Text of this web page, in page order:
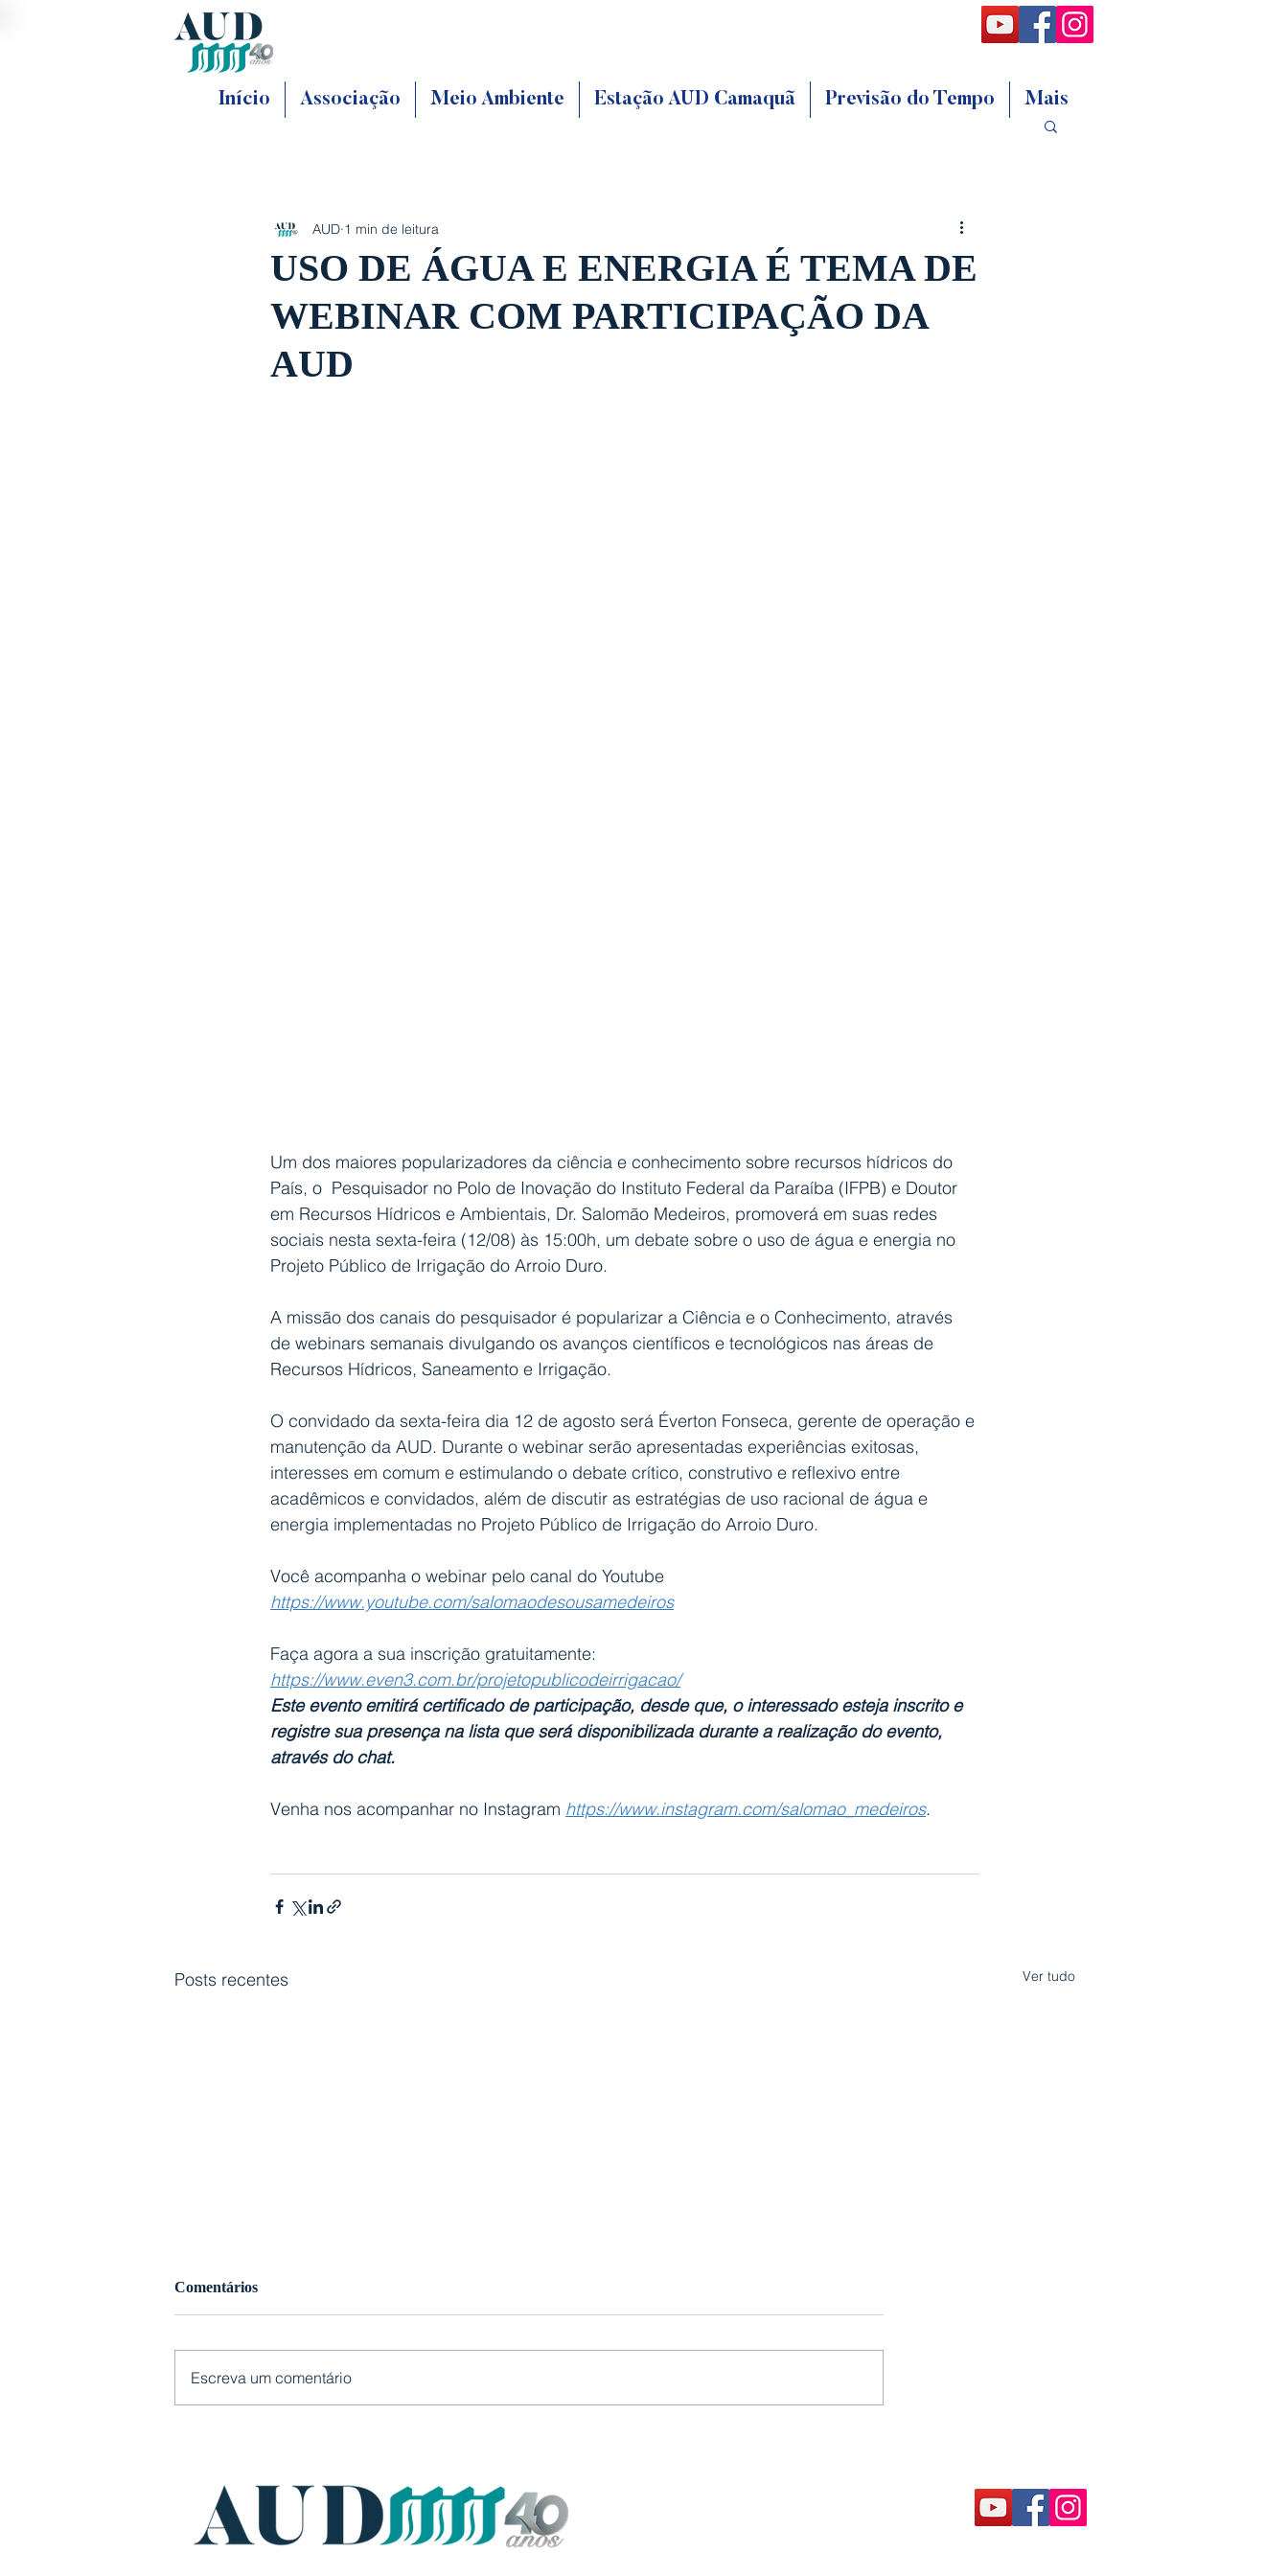
Início Associação Meio Ambiente Estação AUD Camaquã Previsão do Tempo Mais
USO DE ÁGUA E ENERGIA É TEMA DE
WEBINAR COM PARTICIPAÇÃO DA
AUD
AUD 1 min de leitura
Um dos maiores popularizadores da ciência e conhecimento sobre recursos hídricos do
País, o  Pesquisador no Polo de Inovação do Instituto Federal da Paraíba (IFPB) e Doutor
em Recursos Hídricos e Ambientais, Dr. Salomão Medeiros, promoverá em suas redes
sociais nesta sexta-feira (12/08) às 15:00h, um debate sobre o uso de água e energia no
Projeto Público de Irrigação do Arroio Duro.
A missão dos canais do pesquisador é popularizar a Ciência e o Conhecimento, através
de webinars semanais divulgando os avanços científicos e tecnológicos nas áreas de
Recursos Hídricos, Saneamento e Irrigação.
O convidado da sexta-feira dia 12 de agosto será Éverton Fonseca, gerente de operação e
manutenção da AUD. Durante o webinar serão apresentadas experiências exitosas,
interesses em comum e estimulando o debate crítico, construtivo e reflexivo entre
acadêmicos e convidados, além de discutir as estratégias de uso racional de água e
energia implementadas no Projeto Público de Irrigação do Arroio Duro.
Você acompanha o webinar pelo canal do Youtube
https://www.youtube.com/salomaodesousamedeiros
Faça agora a sua inscrição gratuitamente:
https://www.even3.com.br/projetopublicodeirrigacao/
Este evento emitirá certificado de participação, desde que, o interessado esteja inscrito e
registre sua presença na lista que será disponibilizada durante a realização do evento,
através do chat.
Venha nos acompanhar no Instagram https://www.instagram.com/salomao_medeiros.
Posts recentes Ver tudo
maquete educativa
na Costa Doce
NA ZONA RURAL COM
APOIO DE ENTIDADES
Comentários
Escreva um comentário